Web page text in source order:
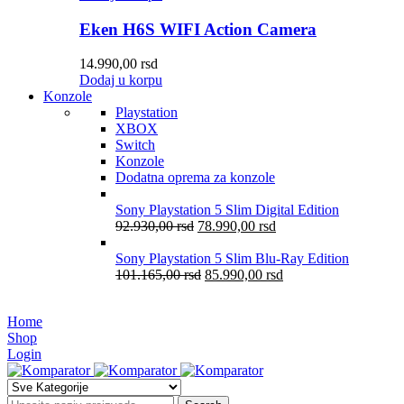
Eken H6S WIFI Action Camera
14.990,00 rsd
Dodaj u korpu
Konzole
Playstation
XBOX
Switch
Konzole
Dodatna oprema za konzole
Sony Playstation 5 Slim Digital Edition
92.930,00rsd 78.990,00 rsd
Sony Playstation 5 Slim Blu-Ray Edition
101.165,00rsd 85.990,00 rsd
Home
Shop
Login